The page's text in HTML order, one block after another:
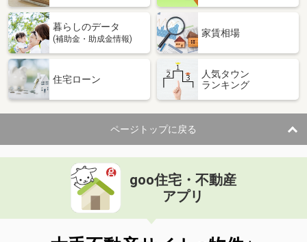
暮らしのデータ
(補助金・助成金情報)
家賃相場
住宅ローン
人気タウン
ランキング
ページトップに戻る
goo住宅・不動産
アプリ